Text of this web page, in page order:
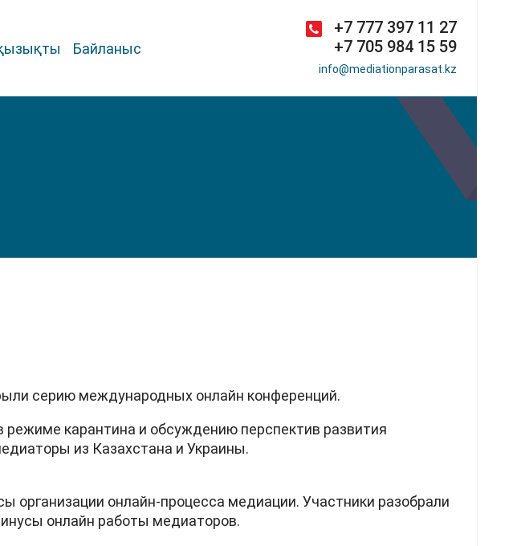
Байланыс
+7 777 397 11 27
+7 705 984 15 59
info@mediationparasat.kz
серию международных онлайн конференций.
карантина и обсуждению перспектив развития
из Казахстана и Украины.
организации онлайн-процесса медиации. Участники разобрали
онлайн работы медиаторов.